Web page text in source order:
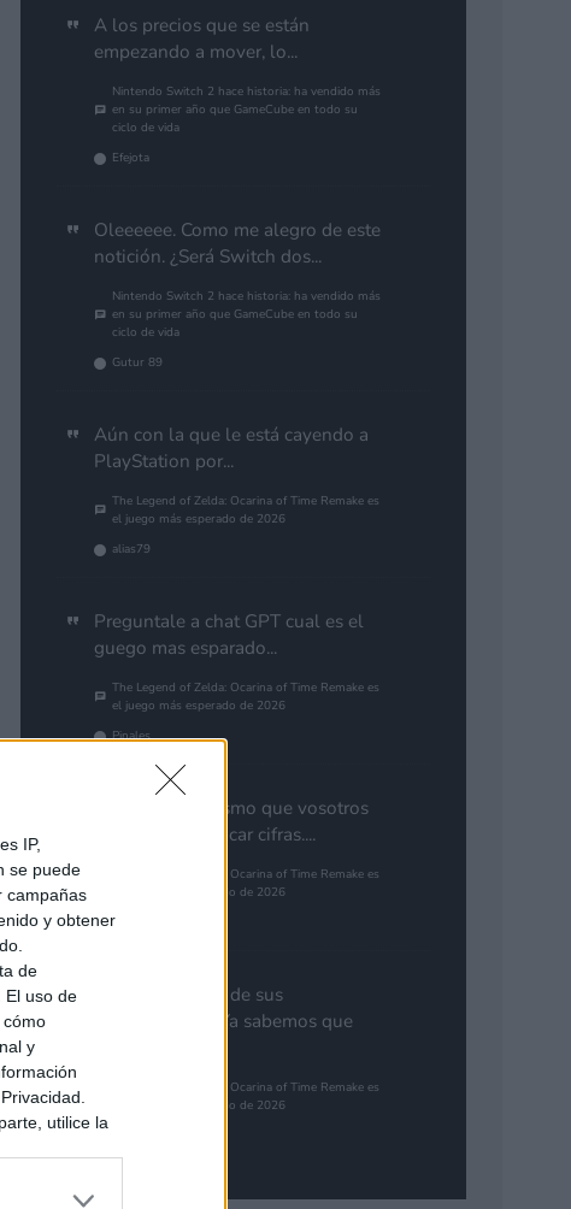
IP,
se puede
campañas
y obtener
de
El uso de
y
utilice la
personal
A los precios que se están
empezando a mover, lo...
Nintendo Switch 2 hace historia: ha vendido más
en su primer año que GameCube en todo su
ciclo de vida
Efejota
Oleeeeee. Como me alegro de este
notición. ¿Será Switch dos...
Nintendo Switch 2 hace historia: ha vendido más
en su primer año que GameCube en todo su
ciclo de vida
Gutur 89
Aún con la que le está cayendo a
PlayStation por...
The Legend of Zelda: Ocarina of Time Remake es
el juego más esperado de 2026
alias79
Preguntale a chat GPT cual es el
guego mas esparado...
The Legend of Zelda: Ocarina of Time Remake es
el juego más esperado de 2026
Pinales
Yo pienso lo mismo que vosotros
de GTA. Cuantificar cifras....
The Legend of Zelda: Ocarina of Time Remake es
el juego más esperado de 2026
Gutur 89
Nota aclaratoria de sus
responsables: "Ya sabemos que
The Legend of Zelda: Ocarina of Time Remake es
el juego más esperado de 2026